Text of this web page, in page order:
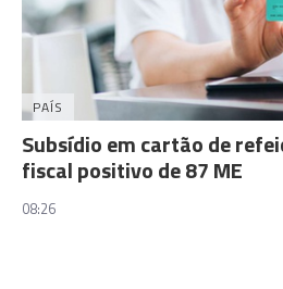
PAÍS
Subsídio em cartão de
fiscal positivo de 87 ME
08:26